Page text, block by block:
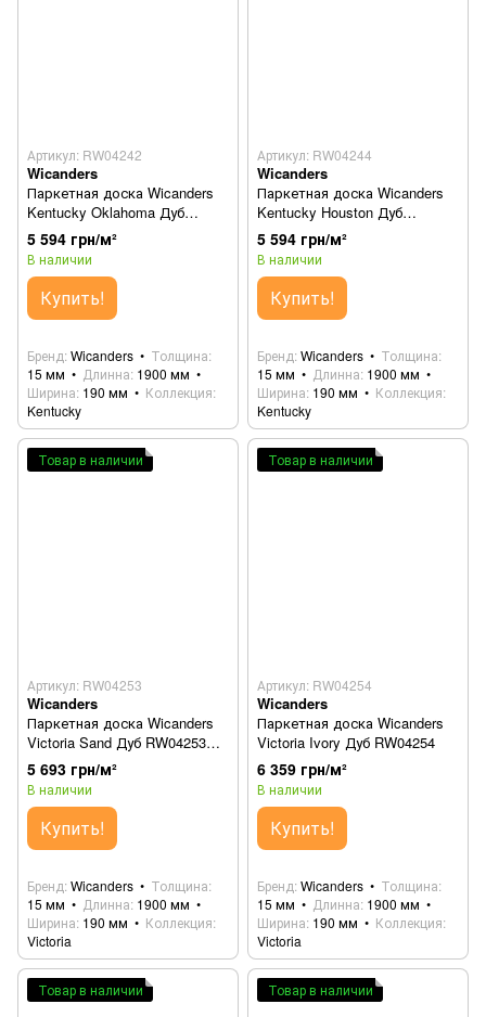
Артикул: RW04242
Wicanders
Паркетная доска Wicanders
Kentucky Oklahoma Дуб
RW04242 (82000118)
5 594 грн/м²
В наличии
Купить!
Бренд Wicanders
Толщина
15 мм
Длинна 1900 мм
Ширина 190 мм
Коллекция
Kentucky
Артикул: RW04244
Wicanders
Паркетная доска Wicanders
Kentucky Houston Дуб
RW04244 (82000125)
5 594 грн/м²
В наличии
Купить!
Бренд Wicanders
Толщина
15 мм
Длинна 1900 мм
Ширина 190 мм
Коллекция
Kentucky
Товар в наличии
Артикул: RW04253
Wicanders
Паркетная доска Wicanders
Victoria Sand Дуб RW04253
(82000138)
5 693 грн/м²
В наличии
Купить!
Бренд Wicanders
Толщина
15 мм
Длинна 1900 мм
Ширина 190 мм
Коллекция
Victoria
Товар в наличии
Артикул: RW04254
Wicanders
Паркетная доска Wicanders
Victoria Ivory Дуб RW04254
6 359 грн/м²
В наличии
Купить!
Бренд Wicanders
Толщина
15 мм
Длинна 1900 мм
Ширина 190 мм
Коллекция
Victoria
Товар в наличии Товар в наличии